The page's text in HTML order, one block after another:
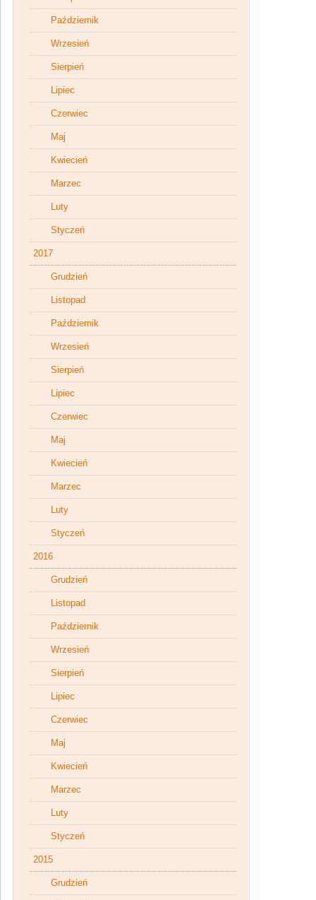
Październik
Wrzesień
Sierpień
Lipiec
Czerwiec
Maj
Kwiecień
Marzec
Luty
Styczeń
2017
Grudzień
Listopad
Październik
Wrzesień
Sierpień
Lipiec
Czerwiec
Maj
Kwiecień
Marzec
Luty
Styczeń
2016
Grudzień
Listopad
Październik
Wrzesień
Sierpień
Lipiec
Czerwiec
Maj
Kwiecień
Marzec
Luty
Styczeń
2015
Grudzień